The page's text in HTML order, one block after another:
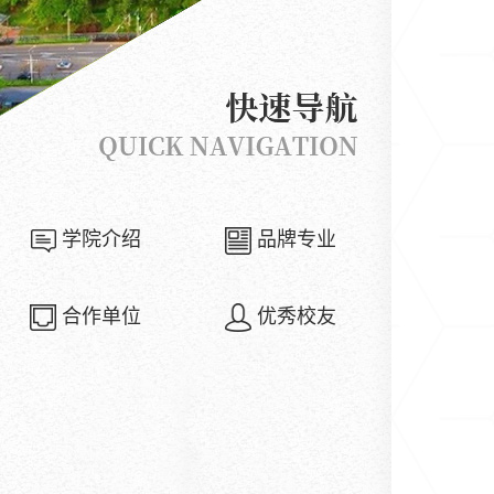
学院介绍 品牌专业
合作单位 优秀校友